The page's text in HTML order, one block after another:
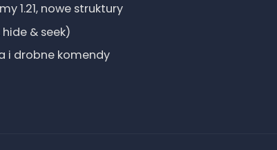
1.21, nowe struktury
& seek)
i drobne komendy